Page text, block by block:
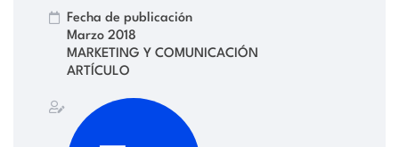
Fecha de publicación
Marzo 2018
MARKETING Y COMUNICACIÓN
ARTÍCULO